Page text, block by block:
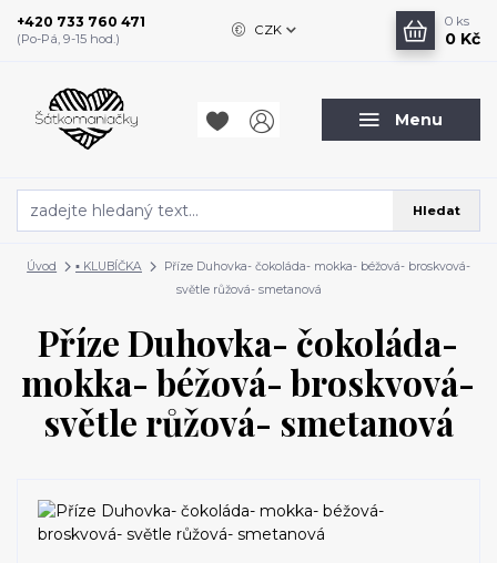
Menu
CZK
Hledat
+420 733 760 471
(Po-Pá, 9-15 hod.)
0 ks
0 Kč
Úvod ▪️ KLUBÍČKA
Příze Duhovka- čokoláda- mokka- béžová- broskvová-
světle růžová- smetanová
Příze Duhovka- čokoláda-
mokka- béžová- broskvová-
světle růžová- smetanová